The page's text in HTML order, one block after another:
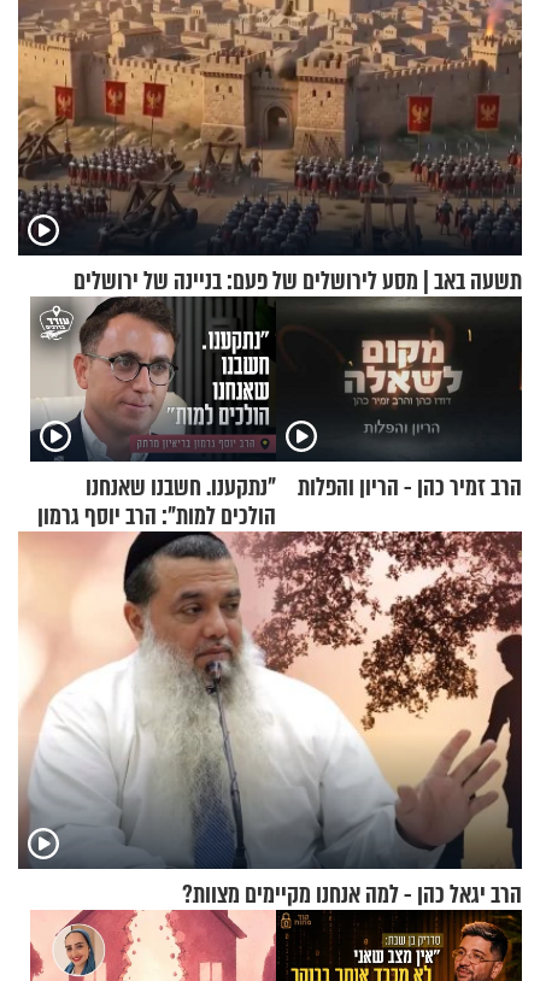
תשעה באב | מסע לירושלים של פעם: בניינה של ירושלים
הרב זמיר כהן - הריון והפלות
"נתקענו. חשבנו שאנחנו
הולכים למות": הרב יוסף גרמון
בריאיון מרתק
הרב יגאל כהן - למה אנחנו מקיימים מצוות?